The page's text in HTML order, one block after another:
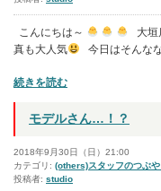
こんにちは～ 大垣
真も大人気
今日はそんな
“七
か
よ
し
続きを読む
モデルさん…！？
2018年9月30日（日）21:00
カテゴリ: (others)スタッフのつぶ
投稿者: studio